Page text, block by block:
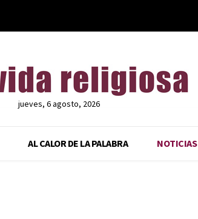
jueves, 6 agosto, 2026
AL CALOR DE LA PALABRA NOTICIAS